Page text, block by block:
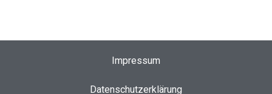
Impressum
Datenschutzerklärung